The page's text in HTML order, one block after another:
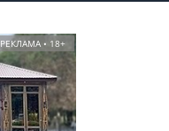
РЕКЛАМА • 18+